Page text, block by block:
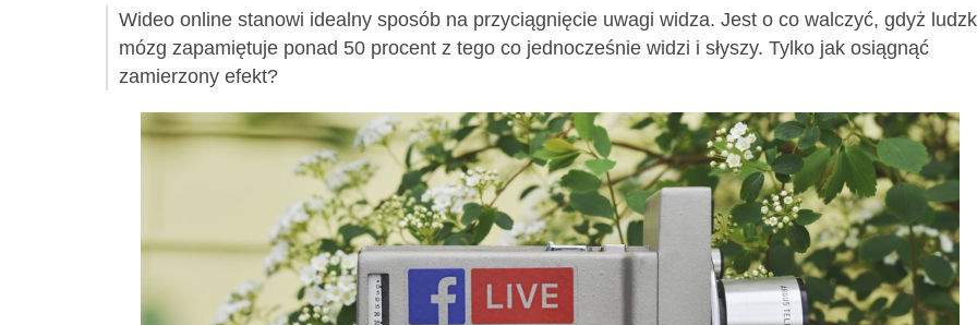
Wideo online stanowi idealny sposób na przyciągnięcie uwagi widza. Jest o co walczyć, gdyż
mózg zapamiętuje ponad 50 procent z tego co jednocześnie widzi i słyszy. Tylko jak osiągnąć
zamierzony efekt?